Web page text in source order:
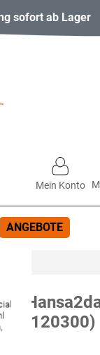
sofort ab Lager
Mein Konto
ANGEBOTE